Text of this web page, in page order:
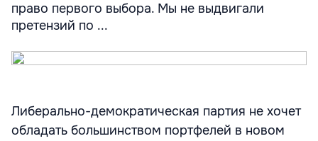
право первого выбора. Мы не выдвигали
претензий по ...
Либерально-демократическая партия не хочет
обладать большинством портфелей в новом